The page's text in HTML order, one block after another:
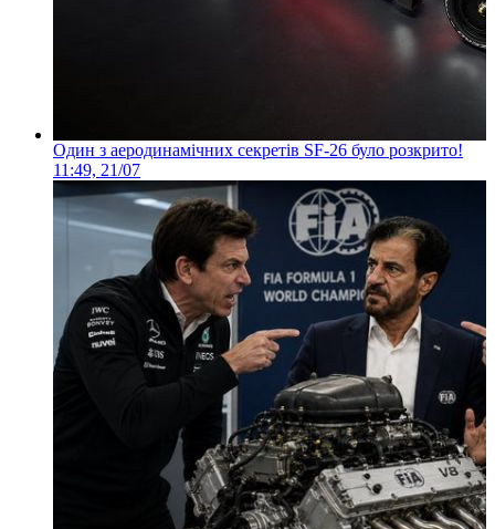
Один з аеродинамічних секретів SF-26 було розкрито!
11:49, 21/07